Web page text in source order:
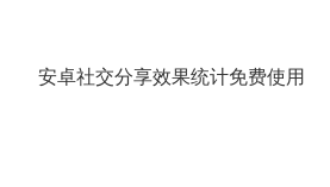
安卓社交分享效果统计免费使用